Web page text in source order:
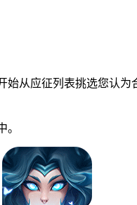
应征列表挑选您认为